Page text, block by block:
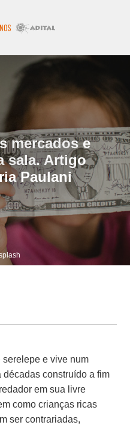
mercados e
sala. Artigo
Paulani
e vive num
construído a fim
em sua livre
como crianças ricas
ser contrariadas,